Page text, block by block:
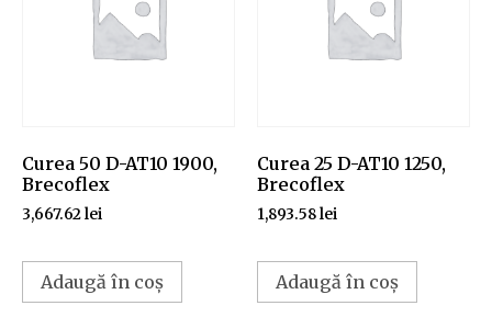
Curea 50 D-AT10 1900,
Brecoflex
3,667.62lei
Adaugă în coș
Curea 25 D-AT10 1250,
Brecoflex
1,893.58lei
Adaugă în coș